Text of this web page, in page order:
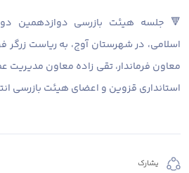
🔻 جلسه هیئت بازرسی دوازدهمین
اسلامی، در شهرستان آوج، به ریاست زرگر
معاون فرماندار، تقی زاده معاون مدیریت
استانداری قزوین و اعضای هیئت بازرسی
يشارك